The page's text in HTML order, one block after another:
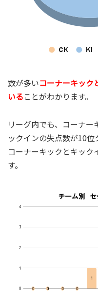
数が多いコーナーキック
いることがわかります。
リーグ内でも、コーナ
ックインの失点数が10
コーナーキックとキック
す。